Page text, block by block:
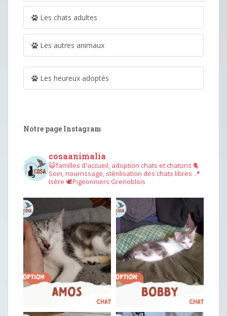
Les chats adultes
Les autres animaux
Les heureux adoptés
Notre page Instagram
cosaanimalia
😺familles d'accueil, adoption chats et chatons 🐈
Soin, nourrissage, stérilisation des chats libres 📍
Isère 🕊︎Pigeonniers Grenoblois